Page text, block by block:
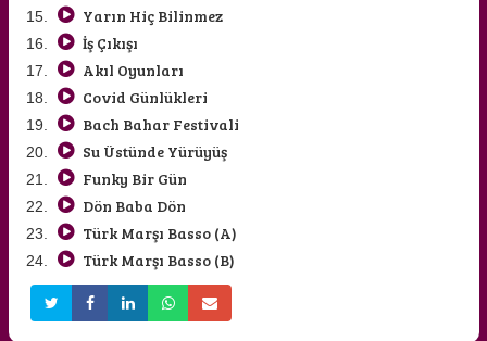
Yarın Hiç Bilinmez
İş Çıkışı
Akıl Oyunları
Covid Günlükleri
Bach Bahar Festivali
Su Üstünde Yürüyüş
Funky Bir Gün
Dön Baba Dön
Türk Marşı Basso (A)
Türk Marşı Basso (B)